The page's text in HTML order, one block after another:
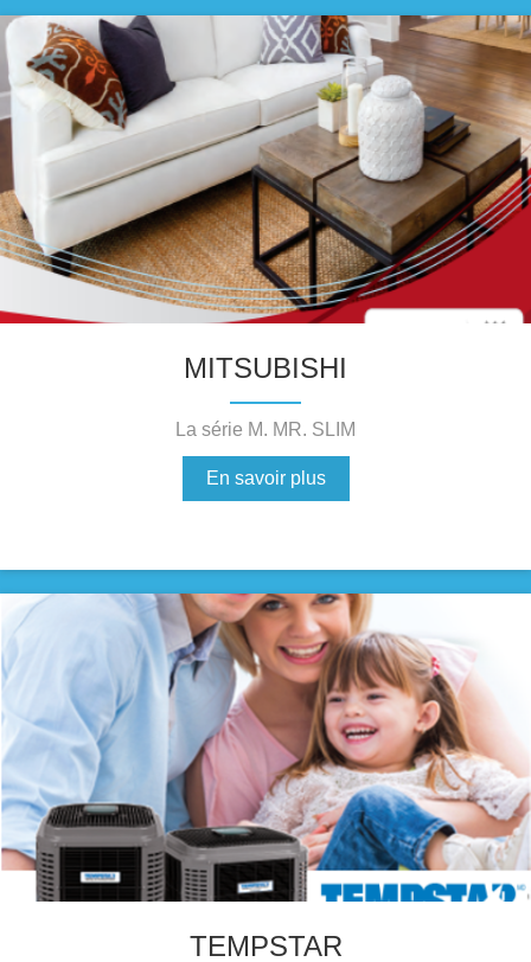
MITSUBISHI
La série M. MR. SLIM
En savoir plus
TEMPSTAR